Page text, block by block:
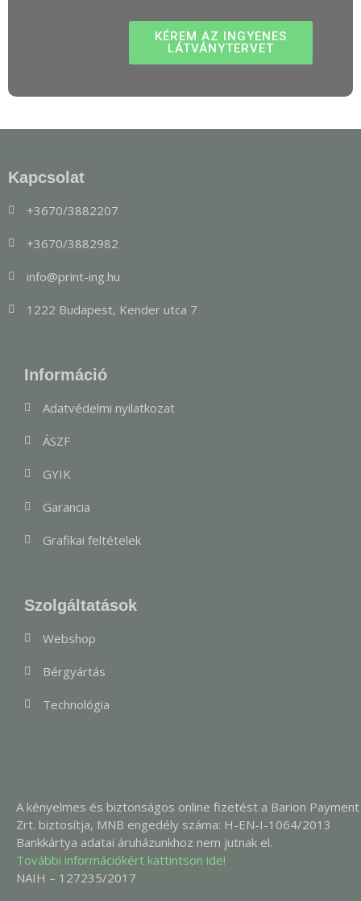
KÉREM AZ INGYENES
LÁTVÁNYTERVET
Kapcsolat
+3670/3882207
+3670/3882982
info@print-ing.hu
1222 Budapest, Kender utca 7
Információ
Adatvédelmi nyilatkozat
ÁSZF
GYIK
Garancia
Grafikai feltételek
Szolgáltatások
Webshop
Bérgyártás
Technológia
A kényelmes és biztonságos online fizetést a Barion Payment
Zrt. biztosítja, MNB engedély száma: H-EN-I-1064/2013
Bankkártya adatai áruházunkhoz nem jutnak el.
További információkért kattintson ide!
NAIH – 127235/2017